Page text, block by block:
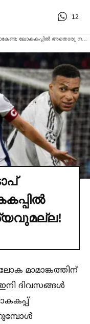
12
അയ്യോ, എനിക്ക് ടോപ് സ്കോററാകേണ്ട; ലോകകപ്പില്‍ അതൊരു നല്ല കാര്യവുമല്ല!
മാമാങ്കത്തിന്
ദിവസങ്ങള്‍